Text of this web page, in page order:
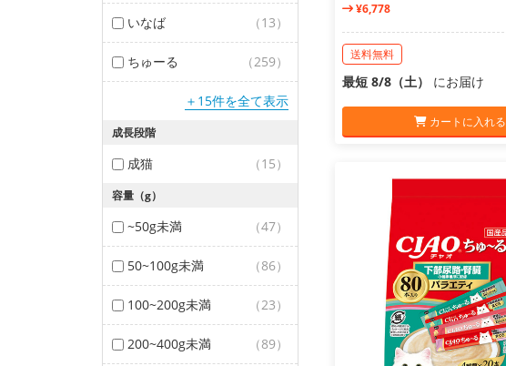
いなば （13）
ちゅーる （259）
＋15件を全て表示
成長段階
成猫 （15）
容量（g）
~50g未満 （47）
50~100g未満 （86）
100~200g未満 （23）
200~400g未満 （89）
¥6,778
送料無料
最短 8/8（土） にお届け
カートに入れる